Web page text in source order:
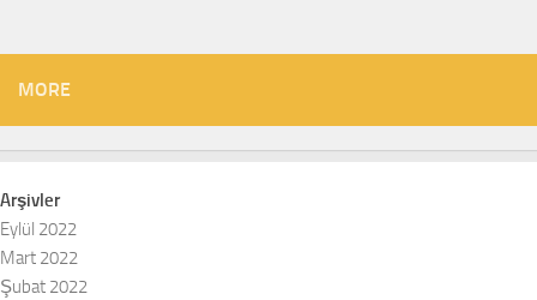
MORE
Arşivler
Eylül 2022
Mart 2022
Şubat 2022